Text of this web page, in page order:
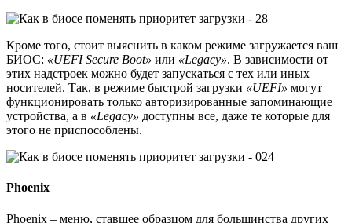
Кроме того, стоит выяснить в каком режиме загружается ваш
БИОС: «UEFI Secure Boot» или «Legacy». В зависимости от
этих надстроек можно будет запускаться с тех или иных
носителей. Так, в режиме быстрой загрузки «UEFI» могут
функционировать только авторизированные запоминающие
устройства, а в «Legacy» доступны все, даже те которые для
этого не приспособлены.
Phoenix
Phoenix – меню, ставшее образцом для большинства других